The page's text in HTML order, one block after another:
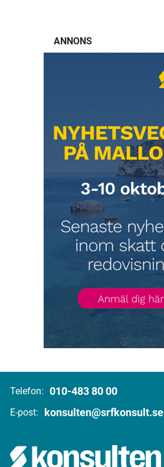
ANNONS
Telefon: 010-483 80 00
E-post: konsulten@srfkonsult.se